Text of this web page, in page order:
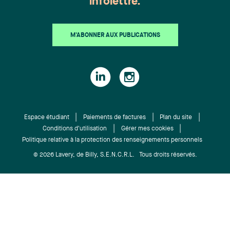
avantages sociaux), Mes Catherine Maheu, Guy
Éric Gélinas (Droit fiscal), Mes Pierre Denis et
Anne-Sophie Lamonde (Financement).
M'ABONNER AUX PUBLICATIONS
Espace étudiant Paiements de factures
Plan du site
Conditions d'utilisation
Gérer mes cookies
Politique relative à la protection des renseignements personnels
© 2026 Lavery, de Billy, S.E.N.C.R.L. Tous droits réservés.